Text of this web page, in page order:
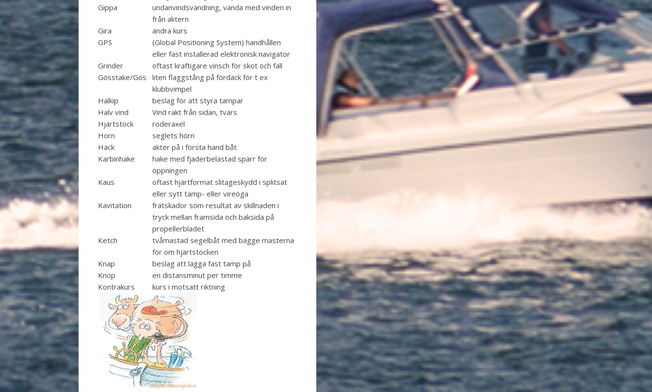
Gippa
undanvindsvändning, vända med vinden in
från aktern
Gira
ändra kurs
GPS
(Global Positioning System) handhållen
eller fast installerad elektronisk navigator
Grinder
oftast kraftigare vinsch för skot och fall
Gösstake/Gös
liten flaggstång på fördäck för t ex
klubbvimpel
Halkip
beslag för att styra tampar
Halv vind
Vind rakt från sidan, tvärs
Hjärtstock
roderaxel
Horn
seglets hörn
Häck
akter på i första hand båt
Karbinhake
hake med fjäderbelastad spärr för
öppningen
Kaus
oftast hjärtformat slitageskydd i splitsat
eller sytt tamp- eller vireöga
Kavitation
frätskador som resultat av skillnaden i
tryck mellan framsida och baksida på
propellerbladet
Ketch
tvåmastad segelbåt med bägge masterna
för om hjärtstocken
Knap
beslag att lägga fast tamp på
Knop
en distansminut per timme
Kontrakurs
kurs i motsatt riktning